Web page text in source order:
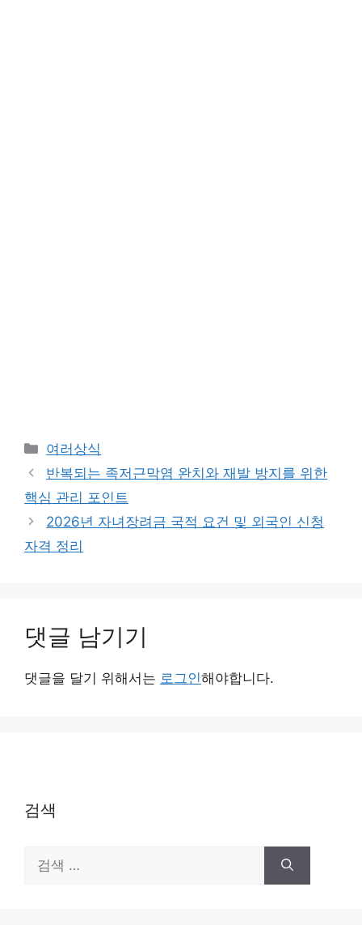
카
테
리
여러상식
반복되는 족저근막염 완치와 재발 방지를 위한
핵심 관리 포인트
2026년 자녀장려금 국적 요건 및 외국인 신청
자격 정리
댓글 남기기
댓글을 달기 위해서는 로그인해야합니다.
검색
색: